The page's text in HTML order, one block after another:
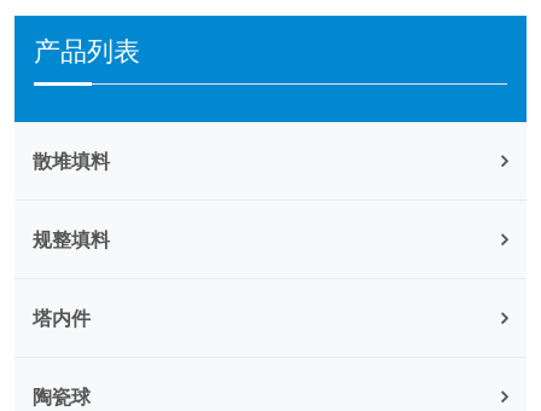
产品列表
散堆填料
规整填料
塔内件
陶瓷球